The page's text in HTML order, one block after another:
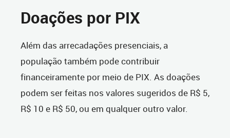
Doações por PIX
Além das arrecadações presenciais, a
população também pode contribuir
financeiramente por meio de PIX. As doações
podem ser feitas nos valores sugeridos de R$ 5,
R$ 10 e R$ 50, ou em qualquer outro valor.